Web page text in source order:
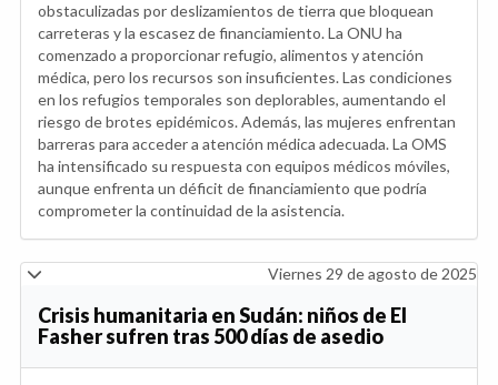
obstaculizadas por deslizamientos de tierra que bloquean
carreteras y la escasez de financiamiento. La ONU ha
comenzado a proporcionar refugio, alimentos y atención
médica, pero los recursos son insuficientes. Las condiciones
en los refugios temporales son deplorables, aumentando el
riesgo de brotes epidémicos. Además, las mujeres enfrentan
barreras para acceder a atención médica adecuada. La OMS
ha intensificado su respuesta con equipos médicos móviles,
aunque enfrenta un déficit de financiamiento que podría
comprometer la continuidad de la asistencia.
Viernes 29 de agosto de 2025
Crisis humanitaria en Sudán: niños de El
Fasher sufren tras 500 días de asedio